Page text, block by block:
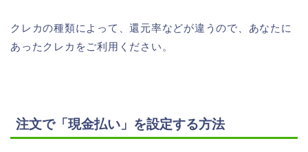
クレカの種類によって、還元率などが違うので、あなたに
あったクレカをご利用ください。
注文で「現金払い」を設定する方法